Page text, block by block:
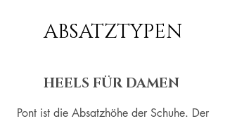
ABSATZTYPEN
HEELS FÜR DAMEN
Pont ist die Absatzhöhe der Schuhe. Der